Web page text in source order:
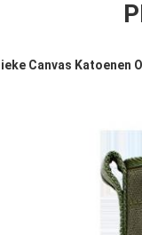
Canvas